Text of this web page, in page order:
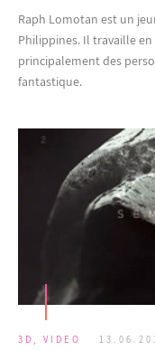
Raph Lomotan est un
Philippines. Il travaille
principalement des
fantastique.
3D , VIDEO